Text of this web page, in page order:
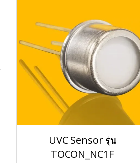
UVC Sensor รุ่น
TOCON_NC1F